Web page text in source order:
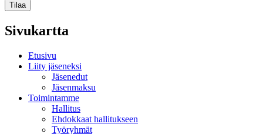
Sivukartta
Etusivu
Liity jäseneksi
Jäsenedut
Jäsenmaksu
Toimintamme
Hallitus
Ehdokkaat hallitukseen
Työryhmät